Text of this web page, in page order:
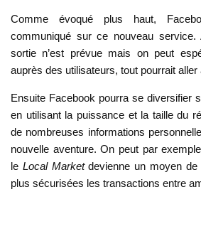
Comme évoqué plus haut,
communiqué sur ce nouveau service.
sortie n’est prévue mais on peut
auprès des utilisateurs, tout pourrait
Ensuite Facebook pourra se diversifier
en utilisant la puissance et la taille du
de nombreuses informations
nouvelle aventure. On peut par
le Local Marketdevienne un moyen
plus sécurisées les transactions entre